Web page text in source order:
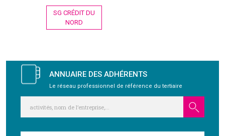
EVÉNEMENTS
NOUS REJOINDRE
Navigation
l’article
SG CRÉDIT DU
NORD
ANNUAIRE DES ADHÉRENTS
Le réseau professionnel de référence du tertiaire